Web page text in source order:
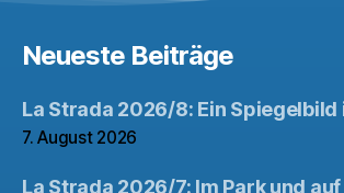
Neueste Beiträge
La Strada 2026/8: Ein Spiegelbild
7. August 2026
La Strada 2026/7: Im Park und